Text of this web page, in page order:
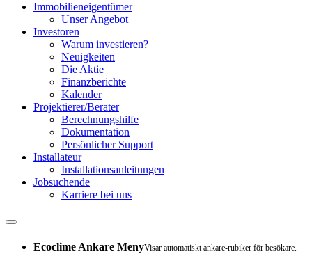
Immobilieneigentümer
Unser Angebot
Investoren
Warum investieren?
Neuigkeiten
Die Aktie
Finanzberichte
Kalender
Projektierer/Berater
Berechnungshilfe
Dokumentation
Persönlicher Support
Installateur
Installationsanleitungen
Jobsuchende
Karriere bei uns
Ecoclime Ankare MenyVisar automatiskt ankare-rubiker för besökare.